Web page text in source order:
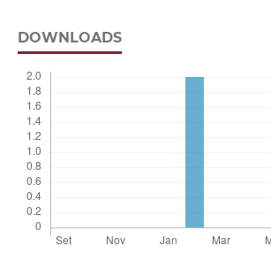
DOWNLOADS